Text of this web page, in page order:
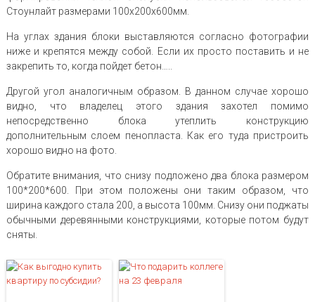
Стоунлайт размерами 100х200х600мм.
На углах здания блоки выставляются согласно фотографии
ниже и крепятся между собой. Если их просто поставить и не
закрепить то, когда пойдет бетон…..
Другой угол аналогичным образом. В данном случае хорошо
видно, что владелец этого здания захотел помимо
непосредственно блока утеплить конструкцию
дополнительным слоем пенопласта. Как его туда пристроить
хорошо видно на фото.
Обратите внимания, что снизу подложено два блока размером
100*200*600. При этом положены они таким образом, что
ширина каждого стала 200, а высота 100мм. Снизу они поджаты
обычными деревянными конструкциями, которые потом будут
сняты.